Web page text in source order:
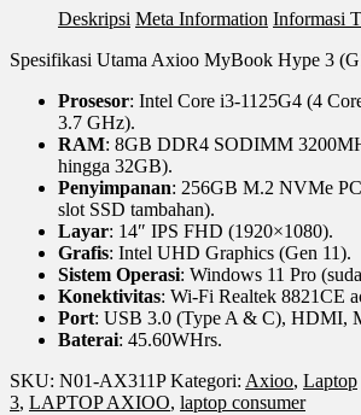
8GB/256GB
WIN
Deskripsi Meta Information Informasi
Spesifikasi Utama Axioo MyBook Hype 3
Prosesor: Intel Core i3-1125G4 (4
3.7 GHz).
RAM: 8GB DDR4 SODIMM
hingga 32GB).
Penyimpanan: 256GB M.2 NVMe
slot SSD tambahan).
Layar: 14″ IPS FHD (1920×1080).
Grafis: Intel UHD Graphics (Gen 11).
Sistem Operasi: Windows 11 Pro
Konektivitas: Wi-Fi Realtek 8821CE
Port: USB 3.0 (Type A & C), HDMI,
Baterai: 45.60WHrs.
SKU: N01-AX311P Kategori: Axioo, Laptop
3, LAPTOP AXIOO, laptop consumer